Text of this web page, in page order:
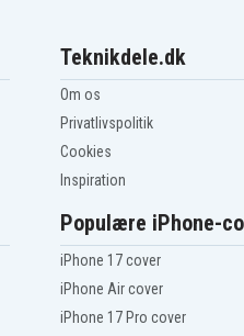
Teknikdele.dk
Om os
Privatlivspolitik
Cookies
Inspiration
Populære iPhone-
iPhone 17 cover
iPhone Air cover
iPhone 17 Pro cover